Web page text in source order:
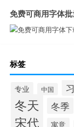
免费可商用字体
标签
专业 中国
冬天 冬季
宋代 寓意